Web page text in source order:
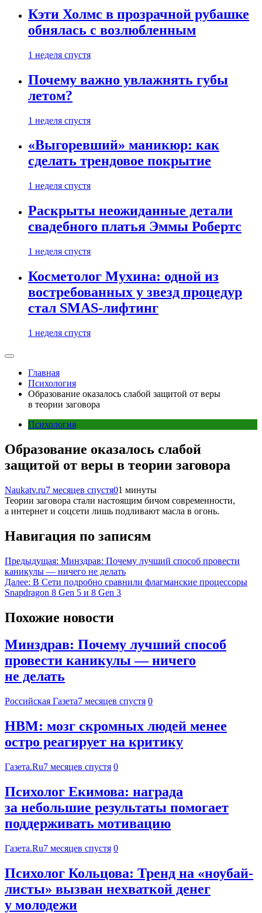
Кэти Холмс в прозрачной рубашке
обнялась с возлюбленным
1 неделя спустя
Почему важно увлажнять губы
летом?
1 неделя спустя
«Выгоревший» маникюр: как
сделать трендовое покрытие
1 неделя спустя
Раскрыты неожиданные детали
свадебного платья Эммы Робертс
1 неделя спустя
Косметолог Мухина: одной из
востребованных у звезд процедур
стал SMAS-лифтинг
1 неделя спустя
Главная
Психология
Образование оказалось слабой защитой от веры
в теории заговора
Психология
Образование оказалось слабой
защитой от веры в теории заговора
Naukatv.ru7 месяцев спустя01 минуты
Теории заговора стали настоящим бичом современности,
а интернет и соцсети лишь подливают масла в огонь.
Навигация по записям
Предыдущая: Минздрав: Почему лучший способ провести
каникулы — ничего не делать
Далее: В Сети подробно сравнили флагманские процессоры
Snapdragon 8 Gen 5 и 8 Gen 3
Похожие новости
Минздрав: Почему лучший способ
провести каникулы — ничего
не делать
Российская Газета7 месяцев спустя 0
HBM: мозг скромных людей менее
остро реагирует на критику
Газета.Ru7 месяцев спустя 0
Психолог Екимова: награда
за небольшие результаты помогает
поддерживать мотивацию
Газета.Ru7 месяцев спустя 0
Психолог Кольцова: Тренд на «ноубай-
листы» вызван нехваткой денег
у молодежи